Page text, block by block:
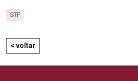
STF
< voltar